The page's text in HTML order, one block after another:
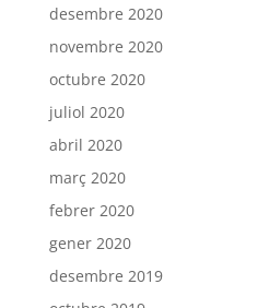
desembre 2020
novembre 2020
octubre 2020
juliol 2020
abril 2020
març 2020
febrer 2020
gener 2020
desembre 2019